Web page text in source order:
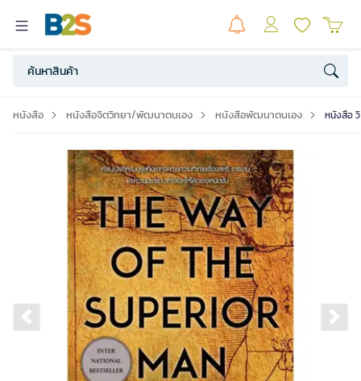
หนังสือ หนังสือจิตวิทยา/พัฒนาตนเอง หนังสือพัฒนาตนเอง หนังสือ
Previous slide